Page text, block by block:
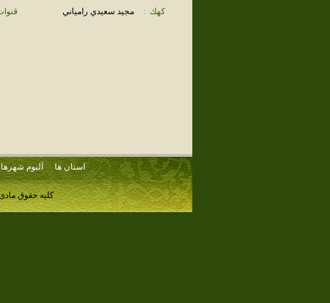
كهك : مجيد سعيدي رامياني
استان ها آلبوم شهرها
کلیه حقوق